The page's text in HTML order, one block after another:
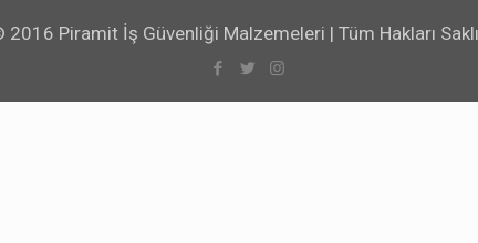
2016 Piramit İş Güvenliği Malzemeleri | Tüm Hakları